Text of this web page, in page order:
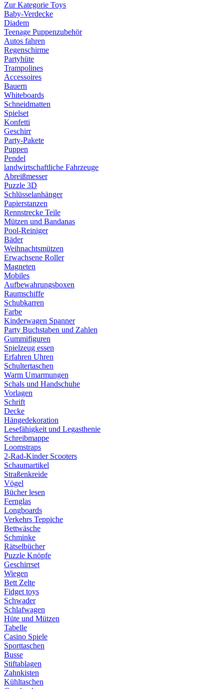
Zur Kategorie Toys
Baby-Verdecke
Diadem
Teenage Puppenzubehör
Autos fahren
Regenschirme
Partyhüte
Trampolines
Accessoires
Bauern
Whiteboards
Schneidmatten
Spielset
Konfetti
Geschirr
Party-Pakete
Puppen
Pendel
landwirtschaftliche Fahrzeuge
Abreißmesser
Puzzle 3D
Schlüsselanhänger
Papierstanzen
Rennstrecke Teile
Mützen und Bandanas
Pool-Reiniger
Bäder
Weihnachtsmützen
Erwachsene Roller
Magneten
Mobiles
Aufbewahrungsboxen
Raumschiffe
Schubkarren
Farbe
Kinderwagen Spanner
Party Buchstaben und Zahlen
Gummifiguren
Spielzeug essen
Erfahren Uhren
Schultertaschen
Warm Umarmungen
Schals und Handschuhe
Vorlagen
Schrift
Decke
Hängedekoration
Lesefähigkeit und Legasthenie
Schreibmappe
Loomstraps
2-Rad-Kinder Scooters
Schaumartikel
Straßenkreide
Vögel
Bücher lesen
Fernglas
Longboards
Verkehrs Teppiche
Bettwäsche
Schminke
Rätselbücher
Puzzle Knöpfe
Geschirrset
Wiegen
Bett Zelte
Fidget toys
Schwader
Schlafwagen
Hüte und Mützen
Tabelle
Casino Spiele
Sporttaschen
Busse
Stiftablagen
Zahnkisten
Kühltaschen